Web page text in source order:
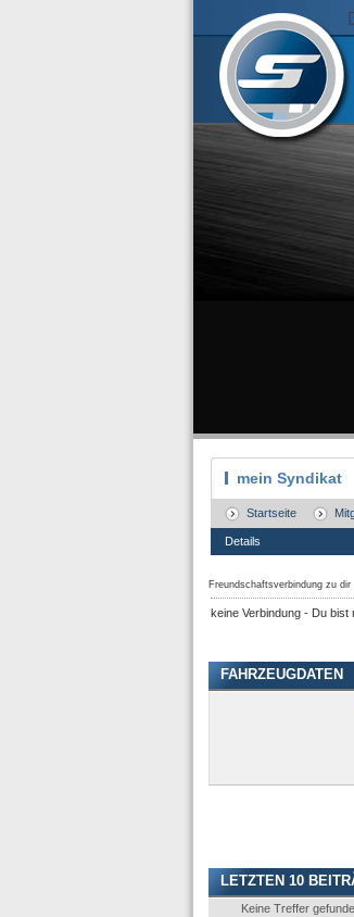
mein Syndikat
Startseite
Details
Freundschaftsverbindung zu dir
keine Verbindung - Du bist
FAHRZEUGDATEN
LETZTEN 10
Keine Treffer